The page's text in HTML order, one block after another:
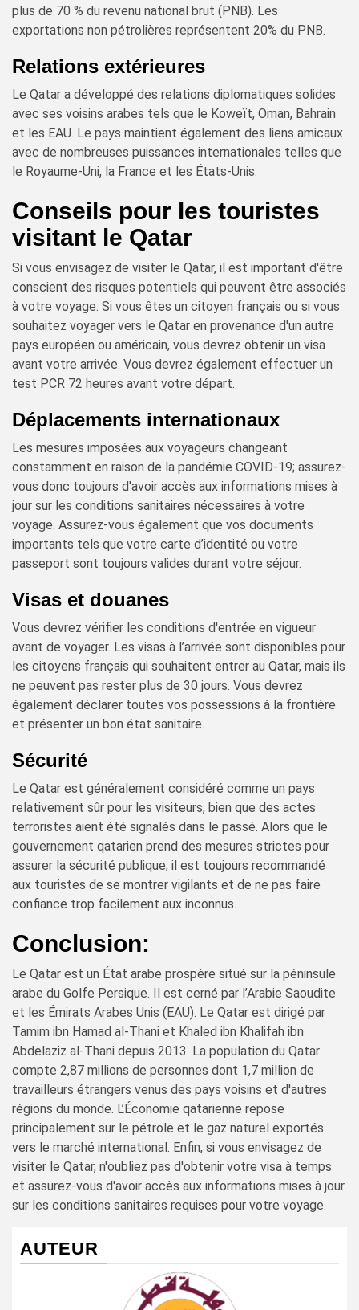
plus de 70 % du revenu national brut (PNB). Les
exportations non pétrolières représentent 20% du PNB.
Relations extérieures
Le Qatar a développé des relations diplomatiques solides
avec ses voisins arabes tels que le Koweït, Oman, Bahrain
et les EAU. Le pays maintient également des liens amicaux
avec de nombreuses puissances internationales telles que
le Royaume-Uni, la France et les États-Unis.
Conseils pour les touristes
visitant le Qatar
Si vous envisagez de visiter le Qatar, il est important d'être
conscient des risques potentiels qui peuvent être associés
à votre voyage. Si vous êtes un citoyen français ou si vous
souhaitez voyager vers le Qatar en provenance d'un autre
pays européen ou américain, vous devrez obtenir un visa
avant votre arrivée. Vous devrez également effectuer un
test PCR 72 heures avant votre départ.
Déplacements internationaux
Les mesures imposées aux voyageurs changeant
constamment en raison de la pandémie COVID-19; assurez-
vous donc toujours d'avoir accès aux informations mises à
jour sur les conditions sanitaires nécessaires à votre
voyage. Assurez-vous également que vos documents
importants tels que votre carte d’identité ou votre
passeport sont toujours valides durant votre séjour.
Visas et douanes
Vous devrez vérifier les conditions d'entrée en vigueur
avant de voyager. Les visas à l’arrivée sont disponibles pour
les citoyens français qui souhaitent entrer au Qatar, mais ils
ne peuvent pas rester plus de 30 jours. Vous devrez
également déclarer toutes vos possessions à la frontière
et présenter un bon état sanitaire.
Sécurité
Le Qatar est généralement considéré comme un pays
relativement sûr pour les visiteurs, bien que des actes
terroristes aient été signalés dans le passé. Alors que le
gouvernement qatarien prend des mesures strictes pour
assurer la sécurité publique, il est toujours recommandé
aux touristes de se montrer vigilants et de ne pas faire
confiance trop facilement aux inconnus.
Conclusion:
Le Qatar est un État arabe prospère situé sur la péninsule
arabe du Golfe Persique. Il est cerné par l’Arabie Saoudite
et les Émirats Arabes Unis (EAU). Le Qatar est dirigé par
Tamim ibn Hamad al-Thani et Khaled ibn Khalifah ibn
Abdelaziz al-Thani depuis 2013. La population du Qatar
compte 2,87 millions de personnes dont 1,7 million de
travailleurs étrangers venus des pays voisins et d'autres
régions du monde. L’Économie qatarienne repose
principalement sur le pétrole et le gaz naturel exportés
vers le marché international. Enfin, si vous envisagez de
visiter le Qatar, n'oubliez pas d'obtenir votre visa à temps
et assurez-vous d'avoir accès aux informations mises à jour
sur les conditions sanitaires requises pour votre voyage.
AUTEUR